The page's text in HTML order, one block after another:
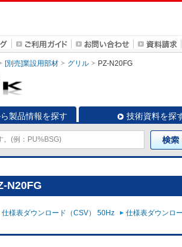
[別売]業設用部材 グリル PZ-N20FG
製品情報を探す 技術資料を探
N20FG
仕様表ダウンロード（CSV） 50Hz 仕様表ダウンロ